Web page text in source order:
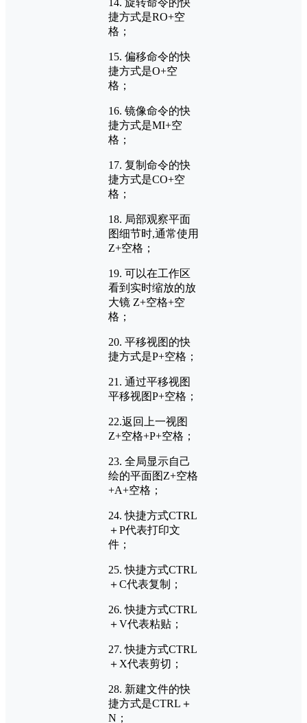
捷方式是RO+空
格；
15. 偏移命令的快
捷方式是O+空
格；
16. 镜像命令的快
捷方式是MI+空
格；
17. 复制命令的快
捷方式是CO+空
格；
18. 局部观察平面
图细节时,通常使用
Z+空格；
19. 可以在工作区
看到实时缩放的放
大镜 Z+空格+空
格；
20. 平移视图的快
捷方式是P+空格；
21. 通过平移视图
平移视图P+空格；
22.返回上一视图
Z+空格+P+空格；
23. 全局显示自己
绘的平面图Z+空格
+A+空格；
24. 快捷方式CTRL
＋P代表打印文
件；
25. 快捷方式CTRL
＋C代表复制；
26. 快捷方式CTRL
＋V代表粘贴；
27. 快捷方式CTRL
＋X代表剪切；
28. 新建文件的快
捷方式是CTRL＋
N；